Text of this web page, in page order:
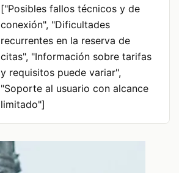
["Posibles fallos técnicos y de
conexión", "Dificultades
recurrentes en la reserva de
citas", "Información sobre tarifas
y requisitos puede variar",
"Soporte al usuario con alcance
limitado"]